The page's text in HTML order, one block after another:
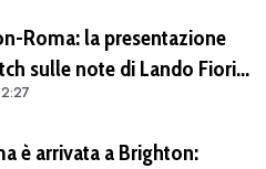
Roma: la presentazione
sulle note di Lando Fiorini
è arrivata a Brighton: